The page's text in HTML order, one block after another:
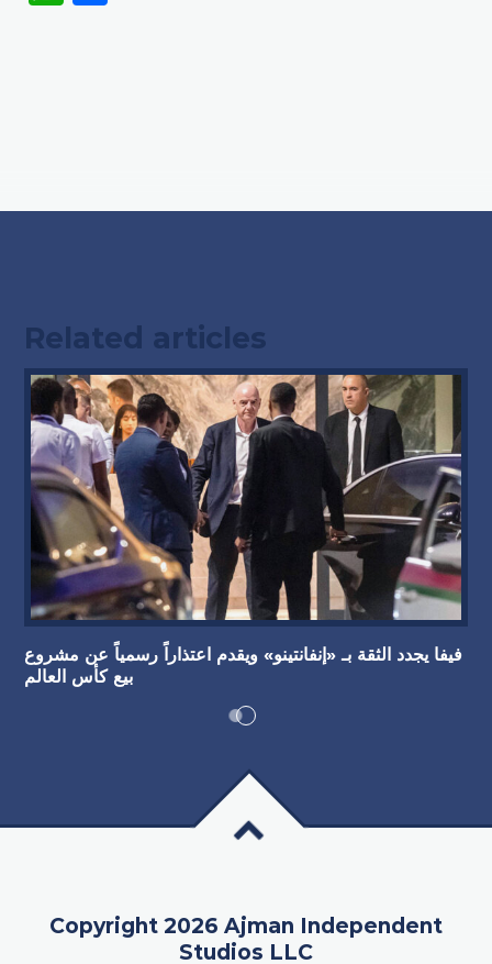
Related articles
فيفا يجدد الثقة بـ «إنفانتينو» ويقدم اعتذاراً رسمياً عن مشروع
بيع كأس العالم
Copyright 2026 Ajman Independent
Studios LLC